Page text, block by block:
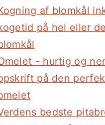
af blomkål
på hel eller
- hurtig og
på den
bedste